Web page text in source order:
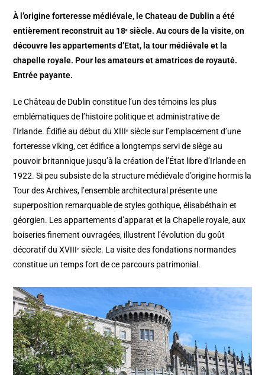
À l’origine forteresse médiévale, le Chateau de Dublin a été
entièrement reconstruit au 18ᵉ siècle. Au cours de la visite, on
découvre les appartements d’Etat, la tour médiévale et la
chapelle royale. Pour les amateurs et amatrices de royauté.
Entrée payante.
Le Château de Dublin constitue l’un des témoins les plus
emblématiques de l’histoire politique et administrative de
l’Irlande. Édifié au début du XIIIᵉ siècle sur l’emplacement d’une
forteresse viking, cet édifice a longtemps servi de siège au
pouvoir britannique jusqu’à la création de l’État libre d’Irlande en
1922. Si peu subsiste de la structure médiévale d’origine hormis la
Tour des Archives, l’ensemble architectural présente une
superposition remarquable de styles gothique, élisabéthain et
géorgien. Les appartements d’apparat et la Chapelle royale, aux
boiseries finement ouvragées, illustrent l’évolution du goût
décoratif du XVIIIᵉ siècle. La visite des fondations normandes
constitue un temps fort de ce parcours patrimonial.